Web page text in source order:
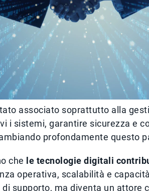
associato soprattutto alla
i sistemi, garantire sicurezza e
profondamente questo
che le tecnologie digitali
operativa, scalabilità e
supporto, ma diventa un attore